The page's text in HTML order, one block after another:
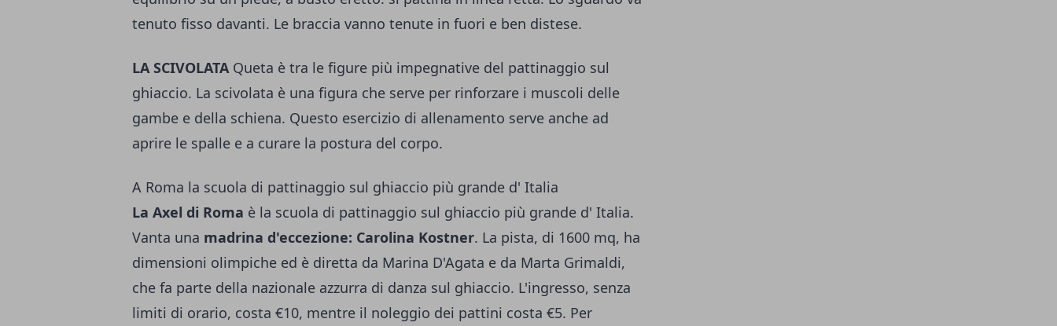
tenuto fisso davanti. Le braccia vanno tenute in fuori e ben distese.
LA SCIVOLATAQueta è tra le figure più impegnative del pattinaggio sul
ghiaccio. La scivolata è una figura che serve per rinforzare i muscoli delle
gambe e della schiena. Questo esercizio di allenamento serve anche ad
aprire le spalle e a curare la postura del corpo.
A Roma la scuola di pattinaggio sul ghiaccio più grande d' Italia
La Axel di Roma è la scuola di pattinaggio sul ghiaccio più grande d' Italia.
Vanta una madrina d'eccezione: Carolina Kostner. La pista, di 1600 mq, ha
dimensioni olimpiche ed è diretta da Marina D'Agata e da Marta Grimaldi,
che fa parte della nazionale azzurra di danza sul ghiaccio. L'ingresso, senza
limiti di orario, costa €10, mentre il noleggio dei pattini costa €5. Per